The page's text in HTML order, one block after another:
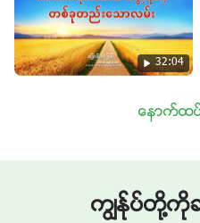
32:04
ေနာက္ထပ္
ကြၽန္ုပ္တို႔